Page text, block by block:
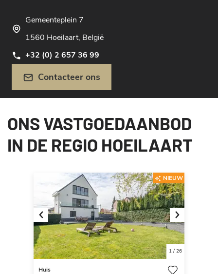
Gemeenteplein 7
1560 Hoeilaart, België
+32 (0) 2 657 36 99
Contacteer ons
ONS VASTGOEDAANBOD
IN DE REGIO HOEILAART
Previous Next
1/ 26
NIEUW
Huis